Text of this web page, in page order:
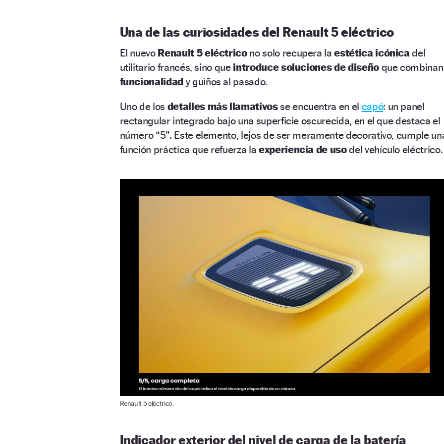
Una de las curiosidades del Renault 5 eléctrico
El nuevo Renault 5 eléctricono solo recupera laestética icónica del
utilitario francés, sino que introduce soluciones de diseño que combinan
funcionalidady guiños al pasado.
Uno de los detalles más llamativosse encuentra en el capó: un panel
rectangular integrado bajo una superficie oscurecida, en el que destaca el
número “5”. Este elemento, lejos de ser meramente decorativo, cumple
función práctica que refuerza la experiencia de usodel vehículo eléctrico.
Renault 5 eléctrico.
Indicador exterior del nivel de carga de la batería